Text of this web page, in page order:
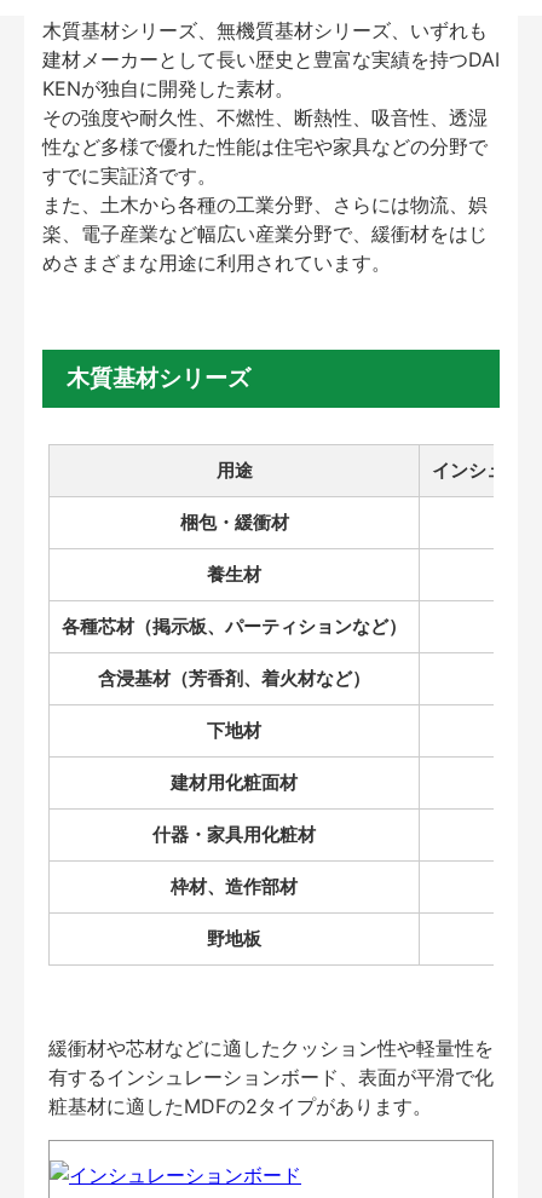
木質基材シリーズ、無機質基材シリーズ、いずれも
建材メーカーとして長い歴史と豊富な実績を持つDAI
KENが独自に開発した素材。
その強度や耐久性、不燃性、断熱性、吸音性、透湿
性など多様で優れた性能は住宅や家具などの分野で
すでに実証済です。
また、土木から各種の工業分野、さらには物流、娯
楽、電子産業など幅広い産業分野で、緩衝材をはじ
めさまざまな用途に利用されています。
木質基材シリーズ
用途 インシュレ
梱包・緩衝材
養生材
各種芯材（掲示板、パーティションなど）
含浸基材（芳香剤、着火材など）
下地材
建材用化粧面材
什器・家具用化粧材
枠材、造作部材
野地板
緩衝材や芯材などに適したクッション性や軽量性を
有するインシュレーションボード、表面が平滑で化
粧基材に適したMDFの2タイプがあります。